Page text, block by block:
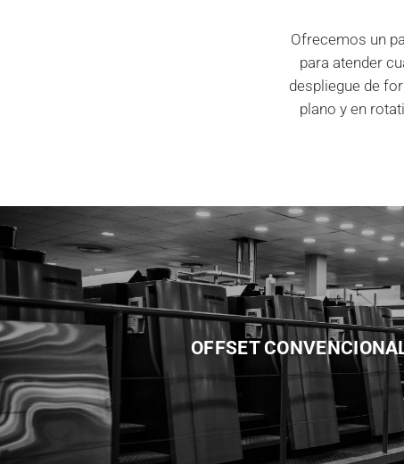
Ofrecemos un
para atender
despliegue de
plano y en
OFFSET